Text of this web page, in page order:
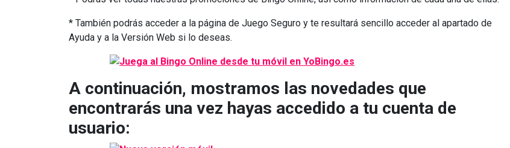
* También podrás acceder a la página de Juego Seguro y te resultará sencillo acceder al apartado de
Ayuda y a la Versión Web si lo deseas.
A continuación, mostramos las novedades que
encontrarás una vez hayas accedido a tu cuenta de
usuario: